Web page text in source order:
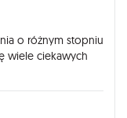
o różnym stopniu
wiele ciekawych